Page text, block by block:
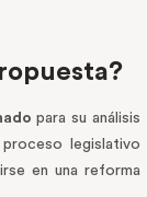
para su análisis
legislativo
en una reforma